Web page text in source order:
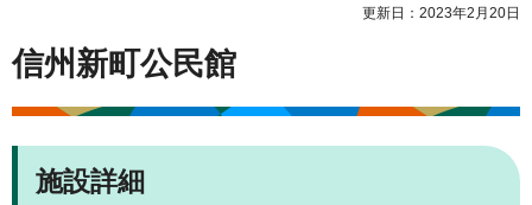
更新日：2023年2月20日
信州新町公民館
施設詳細